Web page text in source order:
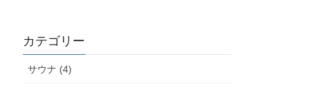
カテゴリー
サウナ (4)